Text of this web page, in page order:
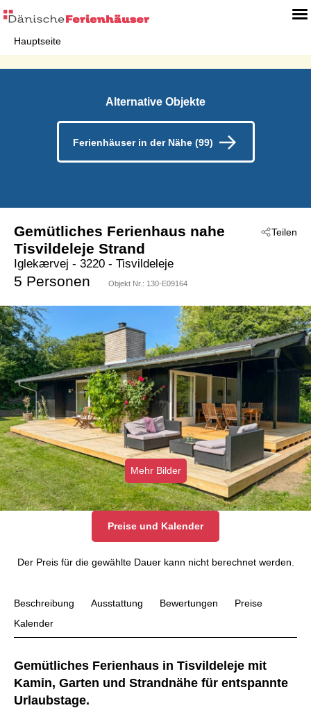
Hauptseite
Alternative Objekte
Ferienhäuser in der Nähe (99)
Teilen
Gemütliches Ferienhaus nahe
Tisvildeleje Strand
Iglekærvej - 3220 - Tisvildeleje
5 Personen Objekt Nr.: 130-E09164
Mehr Bilder
Preise und Kalender
Der Preis für die gewählte Dauer kann nicht berechnet werden.
Beschreibung Ausstattung Bewertungen
Preise
Kalender
Gemütliches Ferienhaus in Tisvildeleje mit
Kamin, Garten und Strandnähe für entspannte
Urlaubstage.